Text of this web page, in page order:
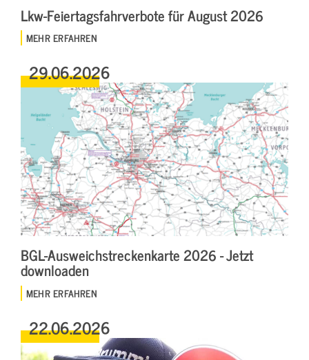
Lkw-Feiertagsfahrverbote für August 2026
MEHR ERFAHREN
29.06.2026
BGL-Ausweichstreckenkarte 2026 - Jetzt
downloaden
MEHR ERFAHREN
22.06.2026